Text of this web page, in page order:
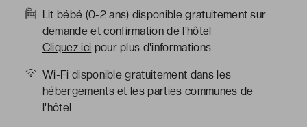
Lit bébé (0-2 ans) disponible gratuitement sur
demande et confirmation de l'hôtel
Cliquez ici pour plus d'informations
Wi-Fi disponible gratuitement dans les
hébergements et les parties communes de
l'hôtel